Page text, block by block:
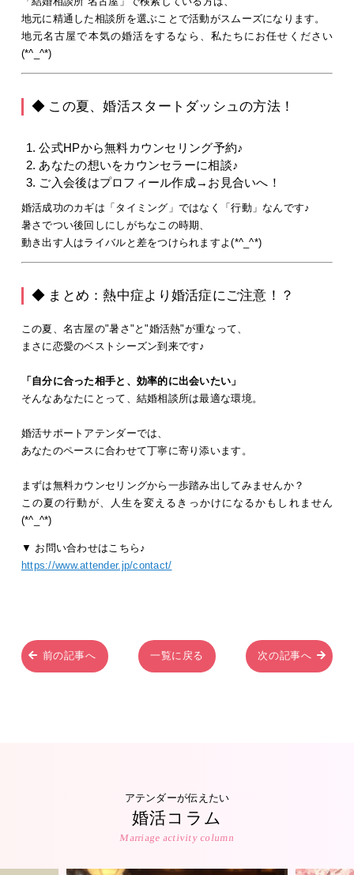
地元に精通した相談所を選ぶことで活動がスムーズになります。
地元名古屋で本気の婚活をするなら、私たちにお任せください
(*^_^*)
◆ この夏、婚活スタートダッシュの方法！
公式HPから無料カウンセリング予約♪
あなたの想いをカウンセラーに相談♪
ご入会後はプロフィール作成→お見合いへ！
婚活成功のカギは「タイミング」ではなく「行動」なんです♪
暑さでつい後回しにしがちなこの時期、
動き出す人はライバルと差をつけられますよ(*^_^*)
◆ まとめ：熱中症より婚活症にご注意！？
この夏、名古屋の"暑さ"と"婚活熱"が重なって、
まさに恋愛のベストシーズン到来です♪
「自分に合った相手と、効率的に出会いたい」
そんなあなたにとって、結婚相談所は最適な環境。
婚活サポートアテンダーでは、
あなたのペースに合わせて丁寧に寄り添います。
まずは無料カウンセリングから一歩踏み出してみませんか？
この夏の行動が、人生を変えるきっかけになるかもしれません
(*^_^*)
▼ お問い合わせはこちら♪
https://www.attender.jp/contact/
前の記事へ 一覧に戻る 次の記事へ
アテンダーが伝えたい
婚活コラム
Marriage activity column